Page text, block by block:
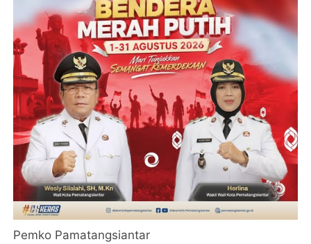
Pemko Pamatangsiantar